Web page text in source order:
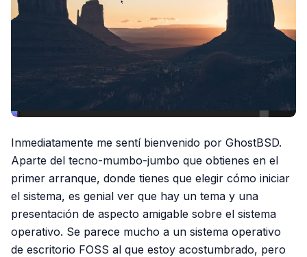
Inmediatamente me sentí bienvenido por GhostBSD.
Aparte del tecno-mumbo-jumbo que obtienes en el
primer arranque, donde tienes que elegir cómo iniciar
el sistema, es genial ver que hay un tema y una
presentación de aspecto amigable sobre el sistema
operativo. Se parece mucho a un sistema operativo
de escritorio FOSS al que estoy acostumbrado, pero